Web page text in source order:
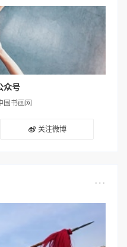
众号
国书画网
关注微博